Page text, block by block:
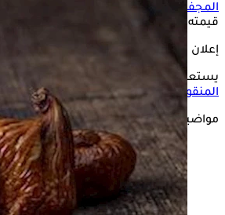
المجففة
شهر رمضان
قيمته الغذائية، ولكن ماذا يحدث للجسم عند
إعلان
يستعرض "الكونسلتو" في التقرير التالي،
المنقوع على الجسم، وفقًا لموقع "NDTV".
مواضيع ذات صلة